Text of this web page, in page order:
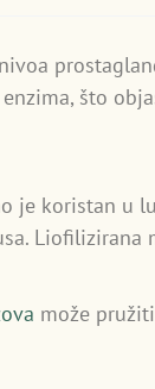
što
je koristan u
Liofilizirana
može